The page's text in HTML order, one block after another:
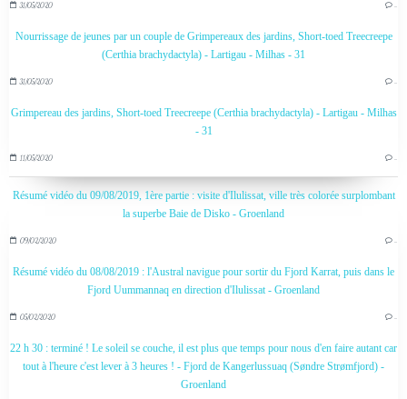
31/05/2020 …
Nourrissage de jeunes par un couple de Grimpereaux des jardins, Short-toed Treecreepe
(Certhia brachydactyla) - Lartigau - Milhas - 31
31/05/2020 …
Grimpereau des jardins, Short-toed Treecreepe (Certhia brachydactyla) - Lartigau - Milhas
- 31
11/05/2020 …
Résumé vidéo du 09/08/2019, 1ère partie : visite d'Ilulissat, ville très colorée surplombant
la superbe Baie de Disko - Groenland
09/02/2020 …
Résumé vidéo du 08/08/2019 : l'Austral navigue pour sortir du Fjord Karrat, puis dans le
Fjord Uummannaq en direction d'Ilulissat - Groenland
05/02/2020 …
22 h 30 : terminé ! Le soleil se couche, il est plus que temps pour nous d'en faire autant car
tout à l'heure c'est lever à 3 heures ! - Fjord de Kangerlussuaq (Søndre Strømfjord) -
Groenland